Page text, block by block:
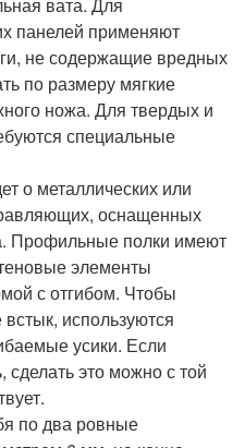
панелей применяют
не содержащие вредных
по размеру мягкие
ножа. Для твердых и
специальные
о металлических или
оснащенных
Профильные полки имеют
элементы
с отгибом. Чтобы
используются
усики. Если
это можно с той
по два ровные